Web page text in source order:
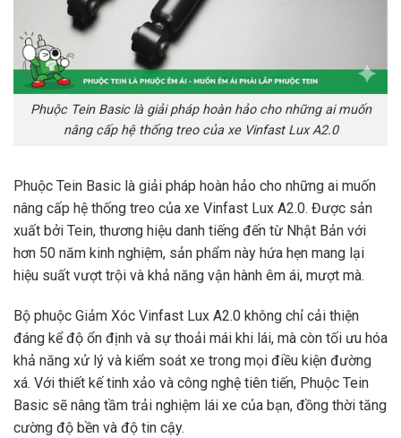
Phuộc Tein Basic là giải pháp hoàn hảo cho những ai muốn
nâng cấp hệ thống treo của xe Vinfast Lux A2.0
Phuộc Tein Basic là giải pháp hoàn hảo cho những ai muốn
nâng cấp hệ thống treo của xe Vinfast Lux A2.0. Được sản
xuất bởi Tein, thương hiệu danh tiếng đến từ Nhật Bản với
hơn 50 năm kinh nghiệm, sản phẩm này hứa hẹn mang lại
hiệu suất vượt trội và khả năng vận hành êm ái, mượt mà.
Bộ phuộc Giảm Xóc Vinfast Lux A2.0 không chỉ cải thiện
đáng kể độ ổn định và sự thoải mái khi lái, mà còn tối ưu hóa
khả năng xử lý và kiểm soát xe trong mọi điều kiện đường
xá. Với thiết kế tinh xảo và công nghệ tiên tiến, Phuộc Tein
Basic sẽ nâng tầm trải nghiệm lái xe của bạn, đồng thời tăng
cường độ bền và độ tin cậy.